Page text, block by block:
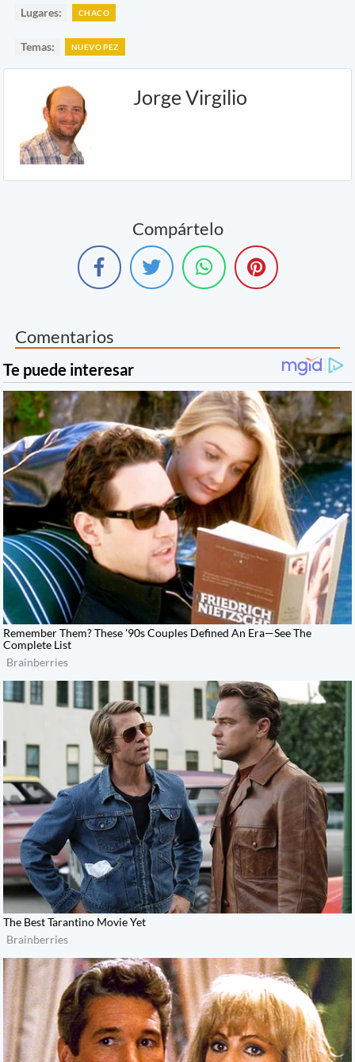
Lugares: CHACO
Temas: NUEVO PEZ
Jorge Virgilio
Compártelo
Comentarios